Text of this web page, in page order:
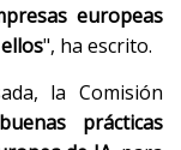
europeas
", ha escrito.
la Comisión
prácticas